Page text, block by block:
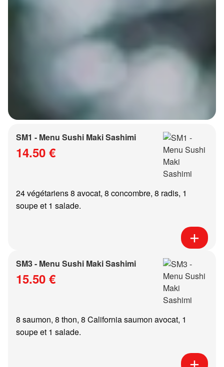
SM1 - Menu Sushi Maki Sashimi
14.50 €
24 végétariens 8 avocat, 8 concombre, 8 radis, 1
soupe et 1 salade.
SM3 - Menu Sushi Maki Sashimi
15.50 €
8 saumon, 8 thon, 8 California saumon avocat, 1
soupe et 1 salade.